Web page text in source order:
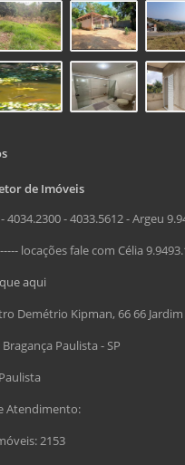
de Imóveis
4034.2300 - 4033.5612 - Argeu
locações fale com Célia
aqui
Demétrio Kipman, 66 66
Paulista - SP
Atendimento:
2153